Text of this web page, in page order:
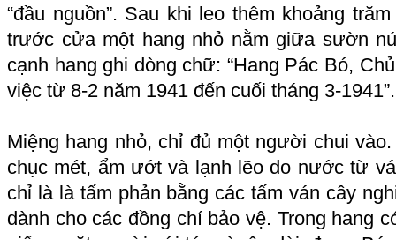
“đầu nguồn”. Sau khi leo thêm khoảng
trước cửa một hang nhỏ nằm giữa sườn
cạnh hang ghi dòng chữ: “Hang Pác Bó,
việc từ 8-2 năm 1941 đến cuối tháng 3-1941”.
Miệng hang nhỏ, chỉ đủ một người chui
chục mét, ẩm ướt và lạnh lẽo do nước từ
chỉ là là tấm phản bằng các tấm ván cây
dành cho các đồng chí bảo vệ. Trong hang